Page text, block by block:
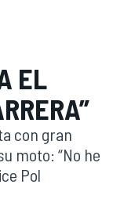
EL
con gran
moto: “No he
Pol